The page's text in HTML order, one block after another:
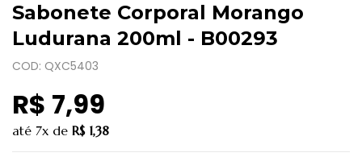
Sabonete Corporal Morango
Ludurana 200ml - B00293
COD: QXC5403
R$ 7,99
até 7x de R$ 1,38